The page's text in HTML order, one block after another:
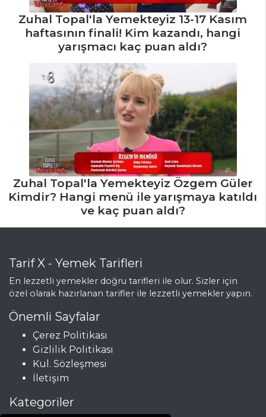
MEZELER VE
SOSLAR
Karidesli Bamya
Tarifi, Nasıl Yapılır?
ÇİĞ KARİDES
Tarifi, Nasıl Yapılır?
Midye Dolma
Tarifi, Nasıl Yapılır?
Mezeler ve Soslar
Tüm Tarifleri
Zuhal Topal'la Yemekteyiz 13-17 Kasım
haftasının finali! Kim kazandı, hangi
yarışmacı kaç puan aldı?
Zuhal Topal'la Yemekteyiz Özgem Güler
Kimdir? Hangi menü ile yarışmaya katıldı
ve kaç puan aldı?
Tarif X - Yemek Tarifleri
En lezzetli yemekler doğru tarifleri ile olur. Sizler için
özel olarak hazırlanan tarifler ile lezzetli yemekler yapın.
Önemli Sayfalar
Çerez Politikası
Gizlilik Politikası
Kul. Sözleşmesi
İletişim
Kategoriler